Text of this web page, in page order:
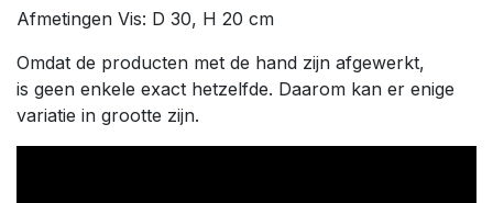
Afmetingen Vis: D 30, H 20 cm
Omdat de producten met de hand zijn afgewerkt,
is geen enkele exact hetzelfde. Daarom kan er enige
variatie in grootte zijn.